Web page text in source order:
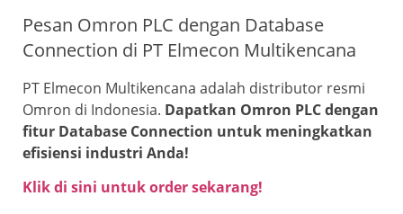
Pesan Omron PLC dengan Database
Connection di PT Elmecon Multikencana
PT Elmecon Multikencana adalah distributor resmi
Omron di Indonesia. Dapatkan Omron PLC dengan
fitur Database Connection untuk meningkatkan
efisiensi industri Anda!
Klik di sini untuk order sekarang!